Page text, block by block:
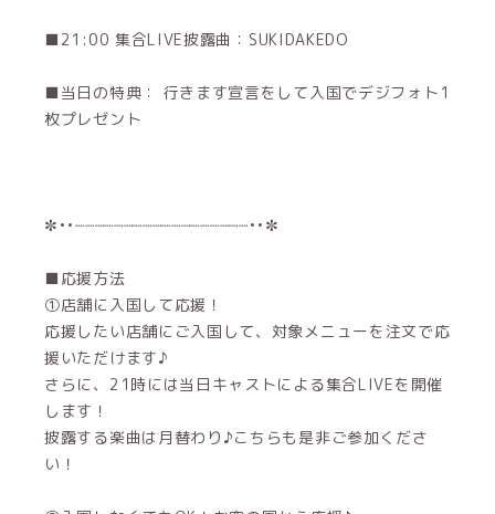
■21:00 集合LIVE披露曲：SUKIDAKEDO
■当日の特典： 行きます宣言をして入国でデジフォト1
枚プレゼント
✼••┈┈┈┈┈┈┈┈┈┈┈┈┈┈┈┈┈┈••✼
■応援方法
①店舗に入国して応援！
応援したい店舗にご入国して、対象メニューを注文で応
援いただけます♪
さらに、21時には当日キャストによる集合LIVEを開催
します！
披露する楽曲は月替わり♪こちらも是非ご参加くださ
い！